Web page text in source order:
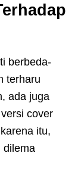
berbeda-
terharu
ada juga
cover
itu,
dilema